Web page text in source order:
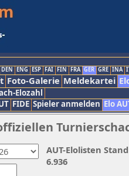
DEN ENG ESP FAI FIN FRA GER GRE INA
Foto-Galerie Meldekartei
Elozahl
FIDE Spieler anmelden Elo
AUT-Elolisten
6.936